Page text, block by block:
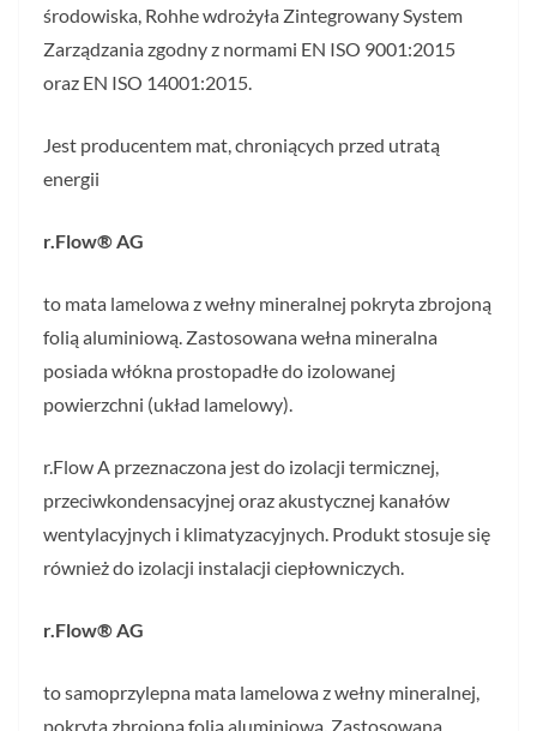
środowiska, Rohhe wdrożyła Zintegrowany System
Zarządzania zgodny z normami EN ISO 9001:2015
oraz EN ISO 14001:2015.
Jest producentem mat, chroniących przed utratą
energii
r.Flow® AG
to mata lamelowa z wełny mineralnej pokryta zbrojoną
folią aluminiową. Zastosowana wełna mineralna
posiada włókna prostopadłe do izolowanej
powierzchni (układ lamelowy).
r.Flow A przeznaczona jest do izolacji termicznej,
przeciwkondensacyjnej oraz akustycznej kanałów
wentylacyjnych i klimatyzacyjnych. Produkt stosuje się
również do izolacji instalacji ciepłowniczych.
r.Flow® AG
to samoprzylepna mata lamelowa z wełny mineralnej,
pokryta zbrojoną folią aluminiową. Zastosowana